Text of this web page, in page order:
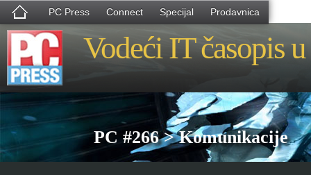
PC Press Connect Specijal Prodavnica
Vodeći IT časopis
PC #266 > Komunikacije